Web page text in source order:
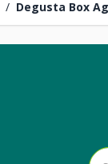
/ Degusta Box